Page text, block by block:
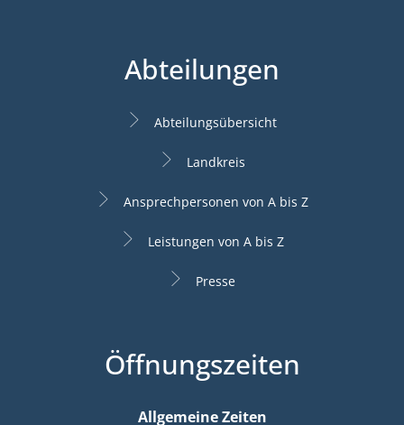
Abteilungen
Abteilungsübersicht
Landkreis
Ansprechpersonen von A bis Z
Leistungen von A bis Z
Presse
Öffnungszeiten
Allgemeine Zeiten